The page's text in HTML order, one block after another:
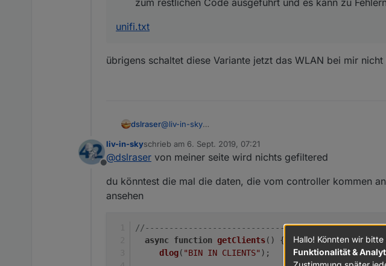
unifi.txt
übrigens schaltet diese Variante jetzt das WLAN bei mir
dslraser@liv-in-sky
bei mir gibt es zwei Harmony HUB
Offline
liv-in-skyschrieb am 6. Sept. 2019, 07:21
zuletzt editiert von
@dslraser von meiner seite wird nichts gefiltered
du könntest die mal die daten, die vom controller kommen
ansehen
//-----------------------------------------
async
function getClients( ) {
dlog( "BIN IN CLIENTS" );
Hallo! Könnten wir
Funktionalität &